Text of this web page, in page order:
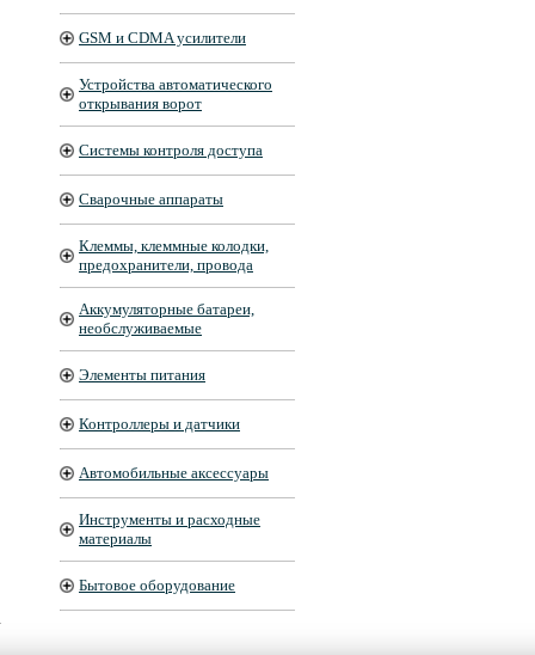
GSM и CDMA усилители
Устройства автоматического
открывания ворот
Системы контроля доступа
Сварочные аппараты
Клеммы, клеммные колодки,
предохранители, провода
Аккумуляторные батареи,
необслуживаемые
Элементы питания
Контроллеры и датчики
Автомобильные аксессуары
Инструменты и расходные
материалы
Бытовое оборудование